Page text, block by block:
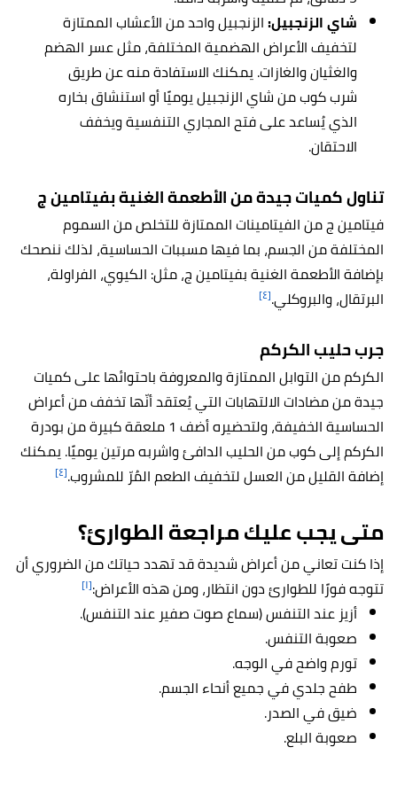
شاي الزنجبيل:الزنجبيل واحد من الأعشاب الممتازة
لتخفيف الأعراض الهضمية المختلفة، مثل عسر الهضم
والغثيان والغازات. يمكنك الاستفادة منه عن طريق
شرب كوب من شاي الزنجبيل يوميًا أو استنشاق بخاره
الذي يُساعد على فتح المجاري التنفسية ويخفف
الاحتقان.
تناول كميات جيدة من الأطعمة الغنية بفيتامين ج
فيتامين ج من الفيتامينات الممتازة للتخلص من السموم
المختلفة من الجسم، بما فيها مسببات الحساسية، لذلك ننصحك
بإضافة الأطعمة الغنية بفيتامين ج، مثل: الكيوي، الفراولة،
البرتقال، والبروكلي.[٤]
جرب حليب الكركم
الكركم من التوابل الممتازة والمعروفة باحتوائها على كميات
جيدة من مضادات الالتهابات التي يُعتقد أنّها تخفف من أعراض
الحساسية الخفيفة، ولتحضيره أضف 1 ملعقة كبيرة من بودرة
الكركم إلى كوب من الحليب الدافئ واشربه مرتين يوميًا. يمكنك
إضافة القليل من العسل لتخفيف الطعم المُرّ للمشروب.[٤]
متى يجب عليك مراجعة الطوارئ؟
إذا كنت تعاني من أعراض شديدة قد تهدد حياتك من الضروري أن
تتوجه فورًا للطوارئ دون انتظار، ومن هذه الأعراض:[١]
أزيز عند التنفس (سماع صوت صفير عند التنفس).
صعوبة التنفس.
تورم واضح في الوجه.
طفح جلدي في جميع أنحاء الجسم.
ضيق في الصدر.
صعوبة البلع.